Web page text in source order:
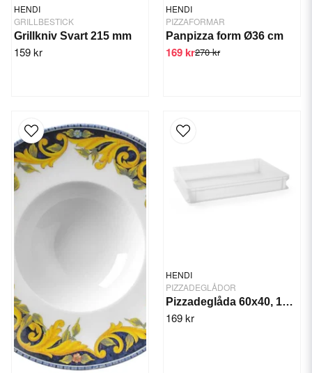
HENDI
GRILLBESTICK
Grillkniv Svart 215 mm
159 kr
HENDI
PIZZAFORMAR
Panpizza form Ø36 cm
270 kr
169 kr
HENDI
PIZZADEGLÅDOR
Pizzadeglåda 60x40, 14 liter - AmerBox
169 kr